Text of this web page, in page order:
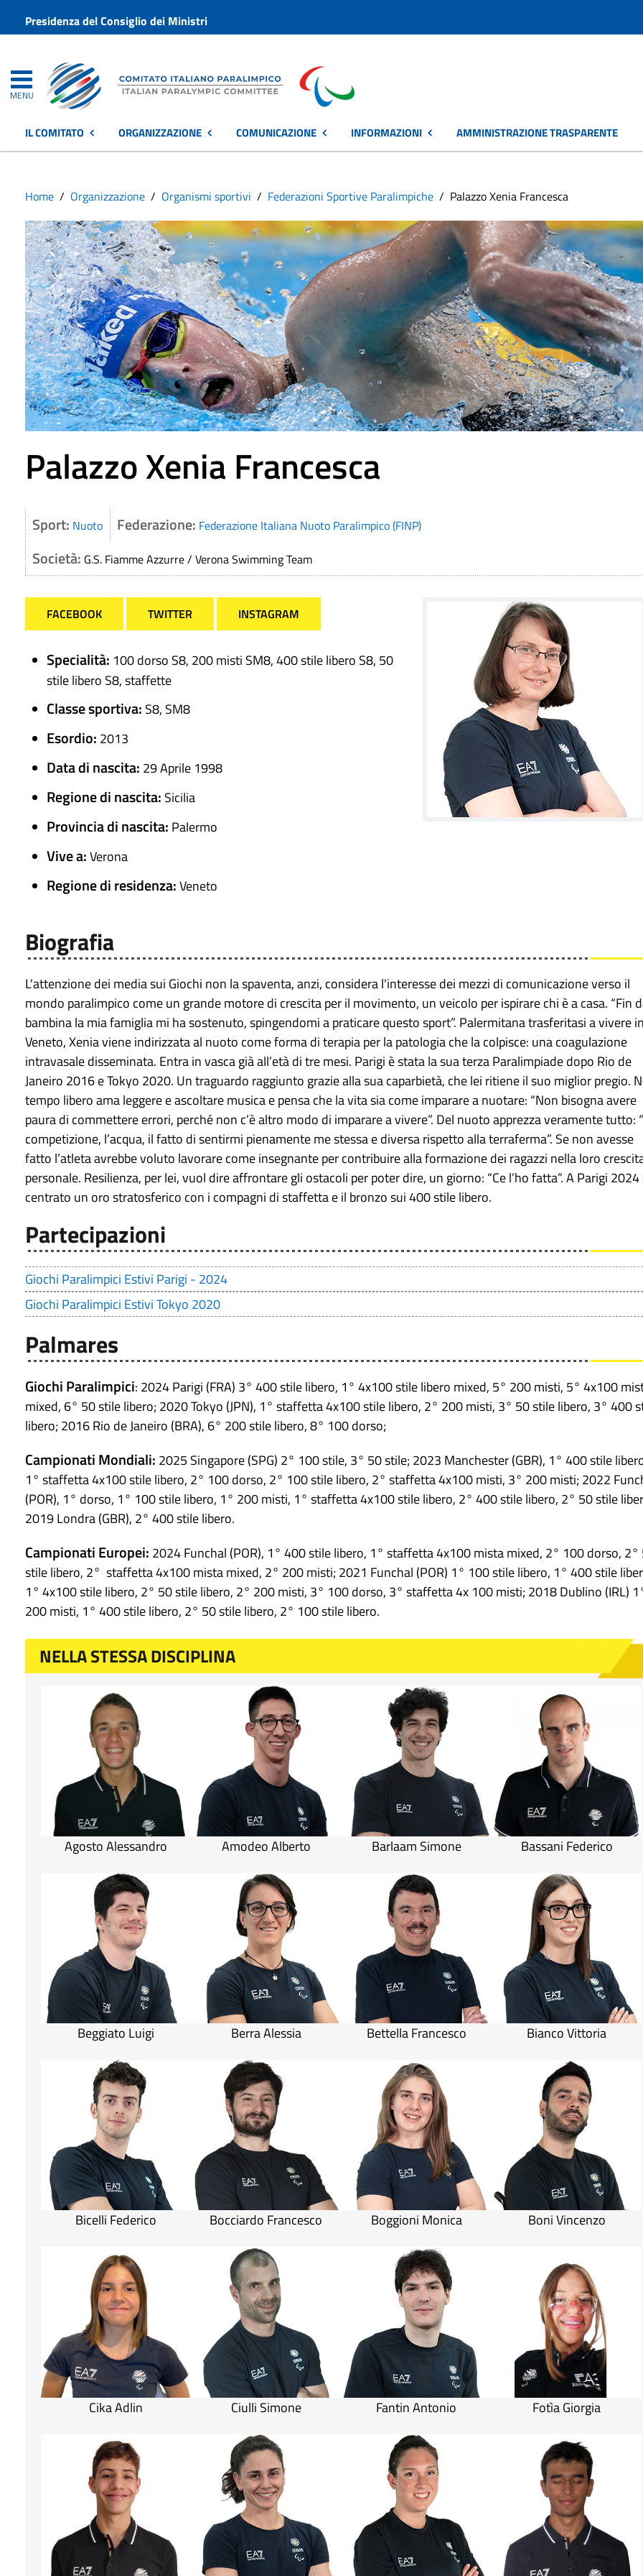
Presidenza del Consiglio dei Ministri
MENU
IL COMITATO ORGANIZZAZIONE COMUNICAZIONE INFORMAZIONI AMMINISTRAZIONE TRASPARENTE
Home Organizzazione Organismi sportivi Federazioni Sportive Paralimpiche Palazzo Xenia Francesca
Palazzo Xenia Francesca
Sport: Nuoto Federazione: Federazione Italiana Nuoto Paralimpico (FINP)
Società: G.S. Fiamme Azzurre / Verona Swimming Team
FACEBOOK TWITTER INSTAGRAM
Specialità: 100 dorso S8, 200 misti SM8, 400 stile libero S8, 50
stile libero S8, staffette
Classe sportiva: S8, SM8
Esordio: 2013
Data di nascita: 29 Aprile 1998
Regione di nascita: Sicilia
Provincia di nascita: Palermo
Vive a:Verona
Regione di residenza:Veneto
Biografia
L'attenzione dei media sui Giochi non la spaventa, anzi, considera l'interesse dei mezzi di comunicazione verso il
mondo paralimpico come un grande motore di crescita per il movimento, un veicolo per ispirare chi è a casa. “Fin
bambina la mia famiglia mi ha sostenuto, spingendomi a praticare questo sport”. Palermitana trasferitasi a vivere in
Veneto, Xenia viene indirizzata al nuoto come forma di terapia per la patologia che la colpisce: una coagulazione
intravasale disseminata. Entra in vasca già all’età di tre mesi. Parigi è stata la sua terza Paralimpiade dopo Rio de
Janeiro 2016 e Tokyo 2020. Un traguardo raggiunto grazie alla sua caparbietà, che lei ritiene il suo miglior pregio.
tempo libero ama leggere e ascoltare musica e pensa che la vita sia come imparare a nuotare: “Non bisogna avere
paura di commettere errori, perché non c’è altro modo di imparare a vivere”. Del nuoto apprezza veramente tutto:
competizione, l’acqua, il fatto di sentirmi pienamente me stessa e diversa rispetto alla terraferma”. Se non avesse
fatto l’atleta avrebbe voluto lavorare come insegnante per contribuire alla formazione dei ragazzi nella loro
personale. Resilienza, per lei, vuol dire affrontare gli ostacoli per poter dire, un giorno: “Ce l’ho fatta”. A Parigi 2024
centrato un oro stratosferico con i compagni di staffetta e il bronzo sui 400 stile libero.
Partecipazioni
Giochi Paralimpici Estivi Parigi - 2024
Giochi Paralimpici Estivi Tokyo 2020
Palmares
Giochi Paralimpici: 2024 Parigi (FRA) 3° 400 stile libero, 1° 4x100 stile libero mixed, 5° 200 misti, 5° 4x100
mixed, 6° 50 stile libero; 2020 Tokyo (JPN), 1° staffetta 4x100 stile libero, 2° 200 misti, 3° 50 stile libero, 3° 400
libero; 2016 Rio de Janeiro (BRA), 6° 200 stile libero, 8° 100 dorso;
Campionati Mondiali: 2025 Singapore (SPG) 2° 100 stile, 3° 50 stile; 2023 Manchester (GBR), 1° 400 stile
1° staffetta 4x100 stile libero, 2° 100 dorso, 2° 100 stile libero, 2° staffetta 4x100 misti, 3° 200 misti; 2022
(POR), 1° dorso, 1° 100 stile libero, 1° 200 misti, 1° staffetta 4x100 stile libero, 2° 400 stile libero, 2° 50 stile
2019 Londra (GBR), 2° 400 stile libero.
Campionati Europei: 2024 Funchal (POR), 1° 400 stile libero, 1° staffetta 4x100 mista mixed, 2° 100 dorso, 2°
stile libero, 2° staffetta 4x100 mista mixed, 2° 200 misti; 2021 Funchal (POR) 1° 100 stile libero, 1° 400 stile
1° 4x100 stile libero, 2° 50 stile libero, 2° 200 misti, 3° 100 dorso, 3° staffetta 4x 100 misti; 2018 Dublino (IRL)
200 misti, 1° 400 stile libero, 2° 50 stile libero, 2° 100 stile libero.
NELLA STESSA DISCIPLINA
Agosto Alessandro Amodeo Alberto Barlaam Simone Bassani Federico
Beggiato Luigi Berra Alessia Bettella Francesco Bianco Vittoria
Bicelli Federico Bocciardo Francesco Boggioni Monica Boni Vincenzo
Cika Adlin Ciulli Simone Fantin Antonio Fotìa Giorgia